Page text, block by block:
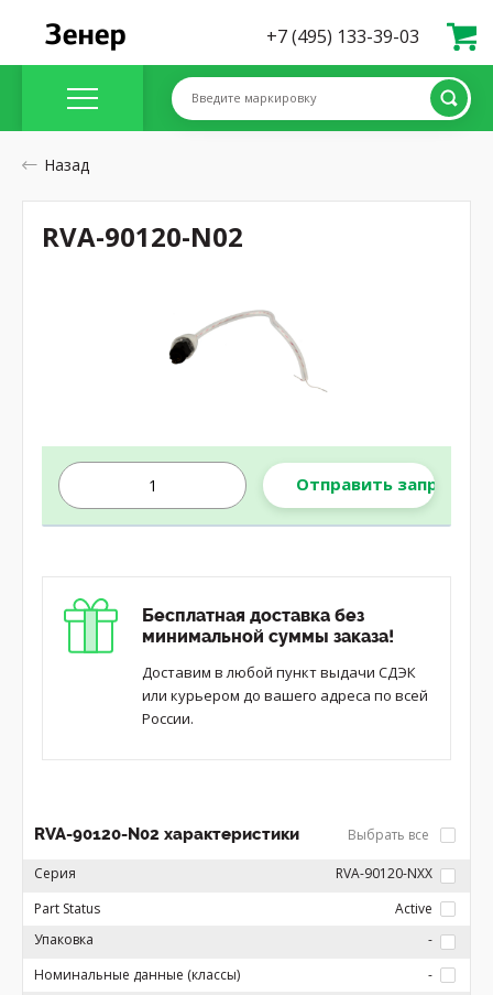
+7 (495) 133-39-03
Введите маркировку
Назад
Отправить запрос
Бесплатная доставка без
минимальной суммы заказа!
Доставим в любой пункт выдачи СДЭК
или курьером до вашего адреса по всей
России.
RVA-90120-N02 характеристики Выбрать все
Серия
RVA-90120-NXX
Part Status
Active
Упаковка
-
Номинальные данные (классы)
-
RVA-90120-N02